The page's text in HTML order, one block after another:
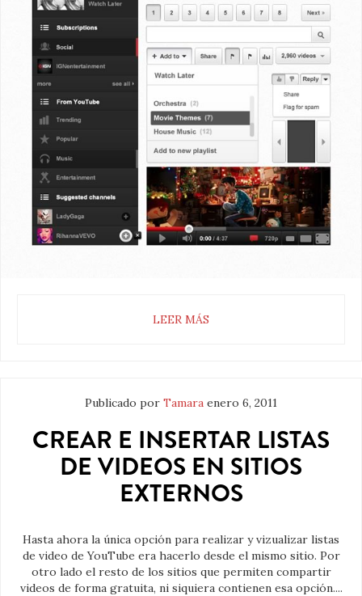
LEER MÁS
Publicado por Tamara enero 6, 2011
CREAR E INSERTAR LISTAS
DE VIDEOS EN SITIOS
EXTERNOS
Hasta ahora la única opción para realizar y vizualizar listas
de video de YouTube era hacerlo desde el mismo sitio. Por
otro lado el resto de los sitios que permiten compartir
videos de forma gratuita, ni siquiera contienen esa opción....